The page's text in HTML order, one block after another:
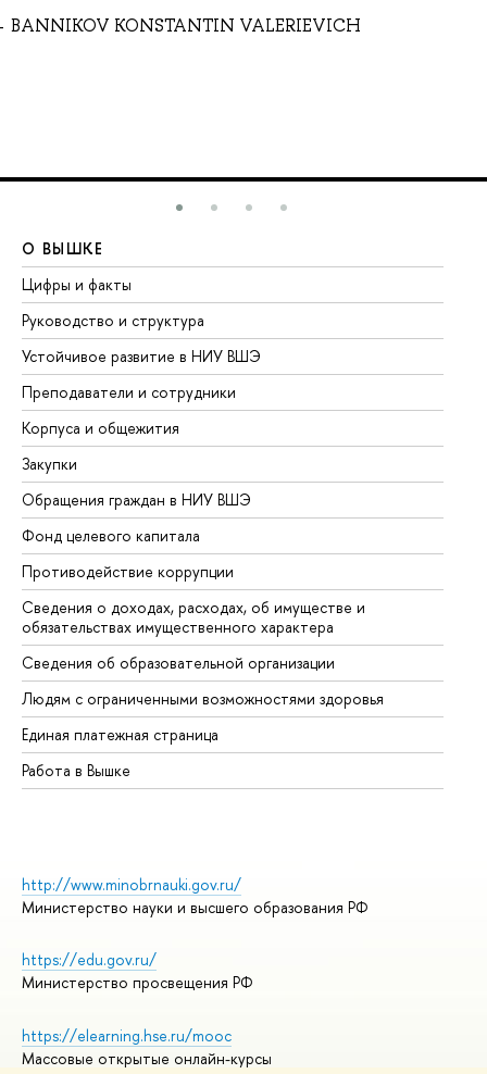
BANNIKOV KONSTANTIN VALERIEVICH
О ВЫШКЕ
Цифры и факты
Руководство и структура
Устойчивое развитие в НИУ ВШЭ
Преподаватели и сотрудники
Корпуса и общежития
Закупки
Обращения граждан в НИУ ВШЭ
Фонд целевого капитала
Противодействие коррупции
Сведения о доходах, расходах, об имуществе и
обязательствах имущественного характера
Сведения об образовательной организации
Людям с ограниченными возможностями здоровья
Единая платежная страница
Работа в Вышке
http://www.minobrnauki.gov.ru/
Министерство науки и высшего образования РФ
https://edu.gov.ru/
Министерство просвещения РФ
https://elearning.hse.ru/mooc
Массовые открытые онлайн-курсы